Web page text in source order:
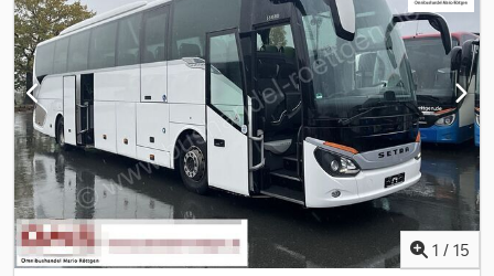
Hand Fahrzeug. 46 SchlafSitze, Automatik, Vollausstattung,
Klimaanlage, Euro6. Netto-Preis: 147.000¤ vom Optischen und
Technischen Zustand überzeugen Sie sich selbst vor Ort. Wir
unterstützen Sie beim Export Originale Datenbestätigung zur
Länder-Homolagation, Lieferantenerklärung, Erstellung der
Ausfuhrpapiere, Zollkennzeichen wenn erforderlich -eine
Besichtigung und Probefahrt ist jederzeit, auch am Wochenende,
nach telefonischer Absprache möglich ! Inzahlungnahme und
Fahrzeugüberführung auf Anfrage Dkodjzb Ar Djpfx Ahmsr
Besuchen sie unsere Facebook seite. /
1 / 15